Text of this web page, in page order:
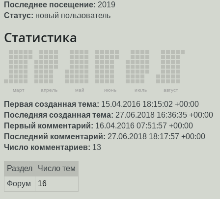
Последнее посещение: 2019
Статус: новый пользователь
Статистика
март апрель май июнь июль август
Первая созданная тема: 15.04.2016 18:15:02 +00:00
Последняя созданная тема: 27.06.2018 16:36:35 +00:00
Первый комментарий: 16.04.2016 07:51:57 +00:00
Последний комментарий: 27.06.2018 18:17:57 +00:00
Число комментариев: 13
Раздел
Число тем
Форум
16